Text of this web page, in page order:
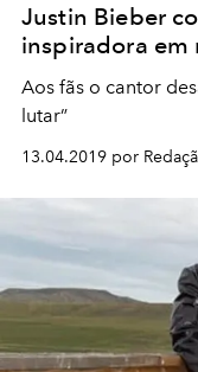
Justin Bieber
inspiradora em
Aos fãs o cantor desabafou: “Eu nunca vou parar de
lutar”
13.04.2019 por